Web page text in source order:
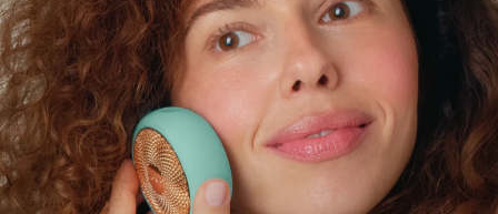
Mina enheter
Mina beställningar
Mina adresser
Mina prenumerationer
FAQ™ Pure Beauty-Tech Elixir
issa™ Teeth Whitening Set
English Deutsch
Español
Français
Italiano
Português
Polski
Svenska
Русский
Türkçe
简体中文 繁體中文